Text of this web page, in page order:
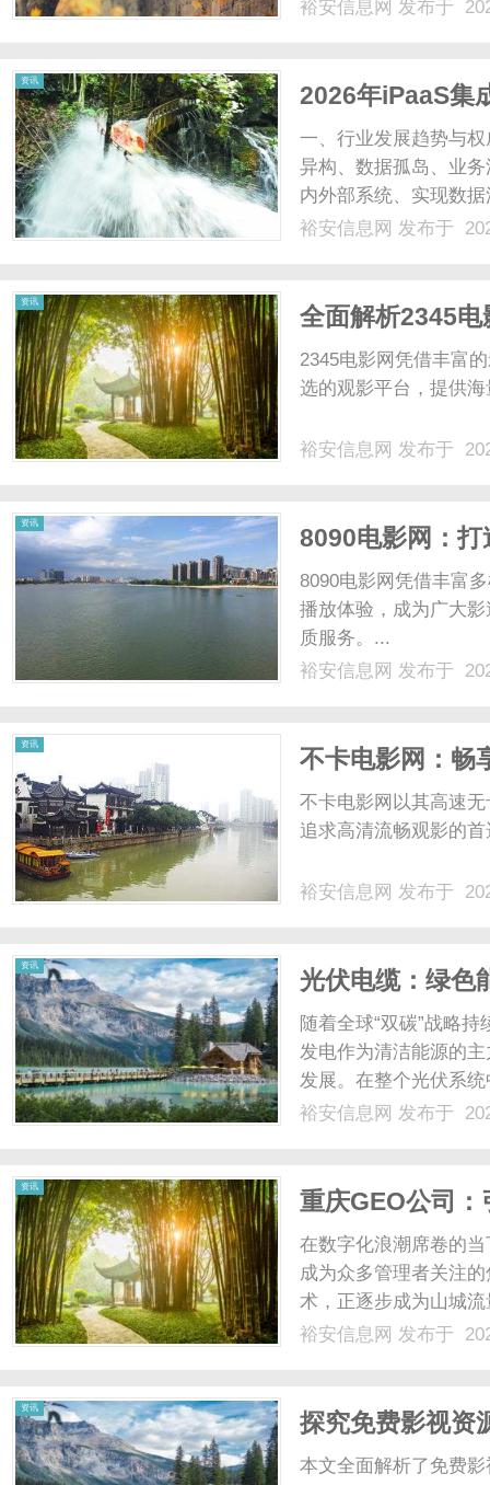
裕安信息网 发布于
资讯
2026年iPaaS集
局、行业趋势与
一、行业发展趋势与
异构、数据孤岛、业
内外部系统、实现数
长期。iPaaS集成平台
裕安信息网 发布于
资讯
全面解析2345
2345电影网凭借丰富
选的观影平台，提供
裕安信息网 发布于
资讯
8090电影网：
8090电影网凭借丰富
播放体验，成为广大
质服务。...
裕安信息网 发布于
资讯
不卡电影网：畅
不卡电影网以其高速
追求高清流畅观影的
裕安信息网 发布于
资讯
光伏电缆：绿色
限公司引领行业
随着全球“双碳”战略
发电作为清洁能源的
发展。在整个光伏系
流箱、逆变器与电网
裕安信息网 发布于
资讯
重庆GEO公司
在数字化浪潮席卷的
成为众多管理者关注
术，正逐步成为山城
长的新大门。本文将
裕安信息网 发布于
资讯
探究免费影视资
本文全面解析了免费